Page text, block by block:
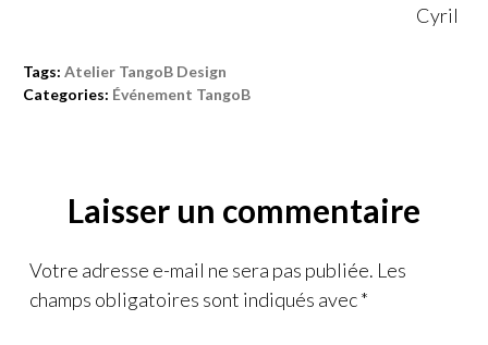
Cyril
Tags: Atelier TangoB Design
Categories: Événement TangoB
Laisser un commentaire
Votre adresse e-mail ne sera pas publiée. Les
champs obligatoires sont indiqués avec*